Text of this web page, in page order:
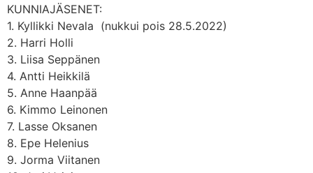
KUNNIAJÄSENET:
1. Kyllikki Nevala (nukkui pois 28.5.2022)
2. Harri Holli
3. Liisa Seppänen
4. Antti Heikkilä
5. Anne Haanpää
6. Kimmo Leinonen
7. Lasse Oksanen
8. Epe Helenius
9. Jorma Viitanen